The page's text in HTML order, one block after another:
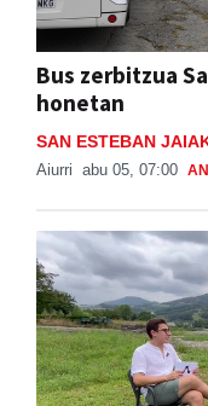
Bus zerbitzua
honetan
SAN ESTEBAN
Aiurri abu 05, 07:00